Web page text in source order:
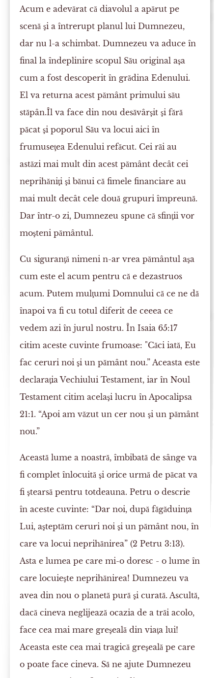
Acum e adevărat că diavolul a apărut pe
scenă şi a întrerupt planul lui Dumnezeu,
dar nu l-a schimbat. Dumnezeu va aduce în
final la îndeplinire scopul Său original aşa
cum a fost descoperit în grădina Edenului.
El va returna acest pământ primului său
stăpân.Îl va face din nou desăvârşit şi fără
păcat şi poporul Său va locui aici în
frumuseţea Edenului refăcut. Cei răi au
astăzi mai mult din acest pământ decât cei
neprihăniţi şi bănui că fimele financiare au
mai mult decât cele două grupuri împreună.
Dar într-o zi, Dumnezeu spune că sfinţii vor
moşteni pământul.
Cu siguranţă nimeni n-ar vrea pământul aşa
cum este el acum pentru că e dezastruos
acum. Putem mulţumi Domnului că ce ne dă
înapoi va fi cu totul diferit de ceeea ce
vedem azi în jurul nostru. În Isaia 65:17
citim aceste cuvinte frumoase: "Căci iată, Eu
fac ceruri noi şi un pământ nou.” Aceasta este
declaraţia Vechiului Testament, iar în Noul
Testament citim acelaşi lucru în Apocalipsa
21:1. “Apoi am văzut un cer nou şi un pământ
nou.”
Această lume a noastră, îmbibată de sânge va
fi complet înlocuită şi orice urmă de păcat va
fi ştearsă pentru totdeauna. Petru o descrie
în aceste cuvinte: “Dar noi, după făgăduinţa
Lui, aşteptăm ceruri noi şi un pământ nou, în
care va locui neprihănirea” (2 Petru 3:13).
Asta e lumea pe care mi-o doresc - o lume în
care locuieşte neprihănirea! Dumnezeu va
avea din nou o planetă pură şi curată. Ascultă,
dacă cineva neglijează ocazia de a trăi acolo,
face cea mai mare greşeală din viaţa lui!
Aceasta este cea mai tragică greşeală pe care
o poate face cineva. Să ne ajute Dumnezeu